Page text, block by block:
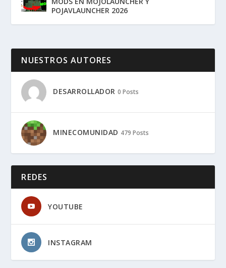
POJAVLAUNCHER 2026
NUESTROS AUTORES
DESARROLLADOR 0 Posts
MINECOMUNIDAD 479 Posts
REDES
YOUTUBE
INSTAGRAM